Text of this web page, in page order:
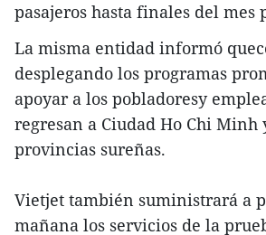
pasajeros hasta finales del mes
La misma entidad informó
desplegando los programas
apoyar a los pobladoresy
regresan a Ciudad Ho Chi Minh
provincias sureñas.
Vietjet también suministrará a
mañana los servicios de la